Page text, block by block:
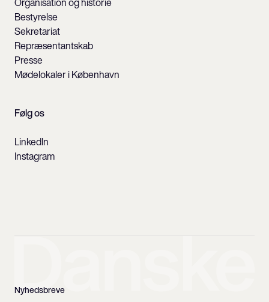
Organisation og historie
Bestyrelse
Sekretariat
Repræsentantskab
Presse
Mødelokaler i København
Følg os
LinkedIn
Instagram
Nyhedsbreve